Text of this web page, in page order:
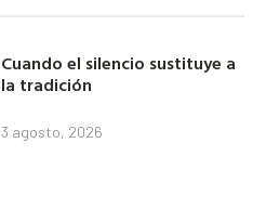
Cuando el silencio sustituye a
la tradición
3 agosto, 2026